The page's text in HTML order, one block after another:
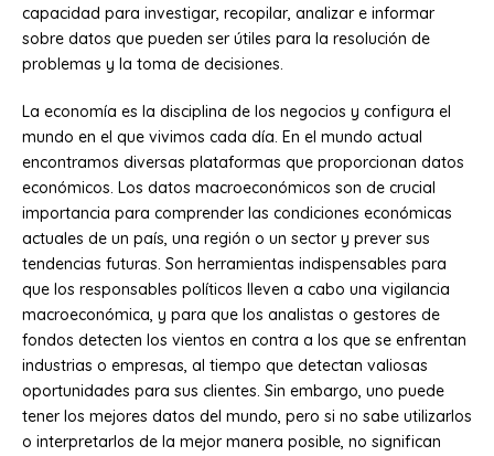
capacidad para investigar, recopilar, analizar e informar
sobre datos que pueden ser útiles para la resolución de
problemas y la toma de decisiones.
La economía es la disciplina de los negocios y configura el
mundo en el que vivimos cada día. En el mundo actual
encontramos diversas plataformas que proporcionan datos
económicos. Los datos macroeconómicos son de crucial
importancia para comprender las condiciones económicas
actuales de un país, una región o un sector y prever sus
tendencias futuras. Son herramientas indispensables para
que los responsables políticos lleven a cabo una vigilancia
macroeconómica, y para que los analistas o gestores de
fondos detecten los vientos en contra a los que se enfrentan
industrias o empresas, al tiempo que detectan valiosas
oportunidades para sus clientes. Sin embargo, uno puede
tener los mejores datos del mundo, pero si no sabe utilizarlos
o interpretarlos de la mejor manera posible, no significan